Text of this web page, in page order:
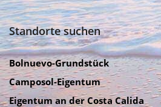
Standorte suchen
Bolnuevo-Grundstück
Camposol-Eigentum
Eigentum an der Costa Calida